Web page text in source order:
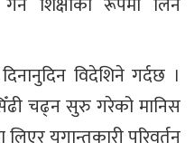
विदेशिने गर्दछ ।
चढ्न सुरु गरेको मानिस